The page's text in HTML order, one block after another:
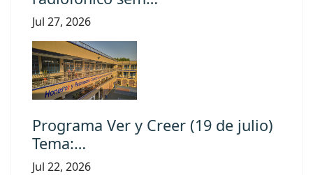
Jul 27, 2026
Programa Ver y Creer (19 de julio)
Tema:…
Jul 22, 2026